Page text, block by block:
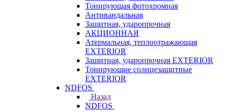
Тонирующая фотохромная
Антивандальная
Защитная, ударопрочная
АКЦИОННАЯ
Атермальная, теплоотражающая
EXTERIOR
Защитная, ударопрочная EXTERIOR
Тонирующие солнцезащитные
EXTERIOR
NDFOS
Назад
NDFOS